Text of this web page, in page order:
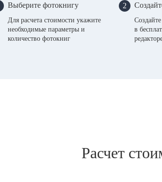
Выберите фотокнигу
Для расчета стоимости укажите
необходимые параметры и
количество фотокниг
2
в
Расчет